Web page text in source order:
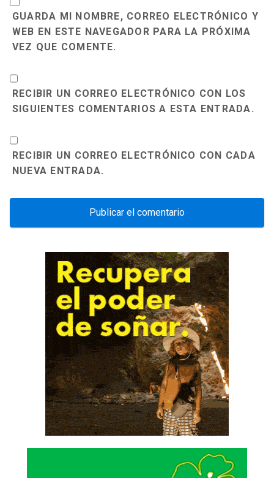
GUARDA MI NOMBRE, CORREO ELECTRÓNICO Y
WEB EN ESTE NAVEGADOR PARA LA PRÓXIMA
VEZ QUE COMENTE.
RECIBIR UN CORREO ELECTRÓNICO CON LOS
SIGUIENTES COMENTARIOS A ESTA ENTRADA.
RECIBIR UN CORREO ELECTRÓNICO CON CADA
NUEVA ENTRADA.